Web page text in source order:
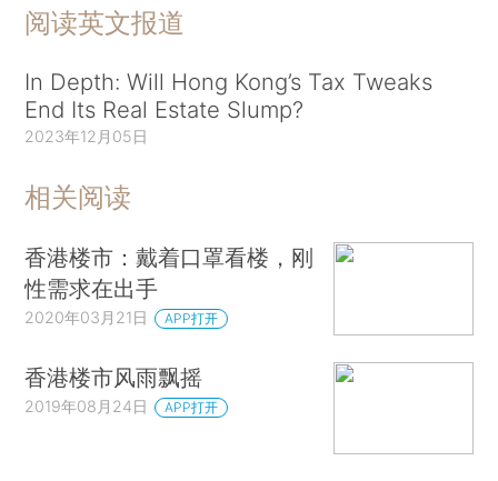
阅读英文报道
In Depth: Will Hong Kong’s Tax Tweaks
End Its Real Estate Slump?
2023年12月05日
相关阅读
香港楼市：戴着口罩看楼，刚
性需求在出手
2020年03月21日 APP打开
香港楼市风雨飘摇
2019年08月24日 APP打开